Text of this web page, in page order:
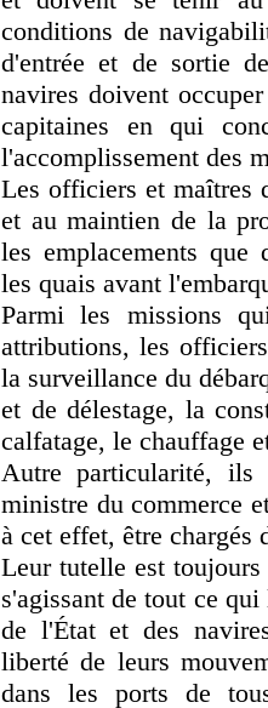
conditions de
d'entrée et de sortie
navires doivent
capitaines en qui
l'accomplissement des
Les officiers et maîtres
et au maintien de la
les emplacements que
les quais avant
Parmi les missions
attributions, les
la surveillance du
et de délestage, la
calfatage, le chauffage
Autre particularité,
ministre du commerce
à cet effet, être chargés
Leur tutelle est
s'agissant de tout ce
de l'État et des
liberté de leurs
dans les ports de